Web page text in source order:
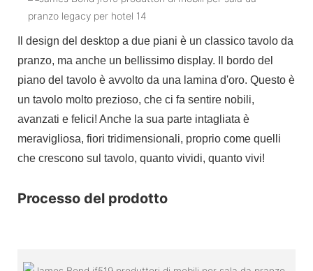
Il design del desktop a due piani è un classico tavolo da
pranzo, ma anche un bellissimo display. Il bordo del
piano del tavolo è avvolto da una lamina d'oro. Questo è
un tavolo molto prezioso, che ci fa sentire nobili,
avanzati e felici! Anche la sua parte intagliata è
meravigliosa, fiori tridimensionali, proprio come quelli
che crescono sul tavolo, quanto vividi, quanto vivi!
Processo del prodotto